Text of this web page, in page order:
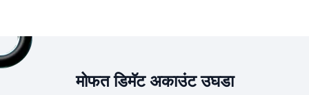
मोफत डिमॅट अकाउंट उघडा